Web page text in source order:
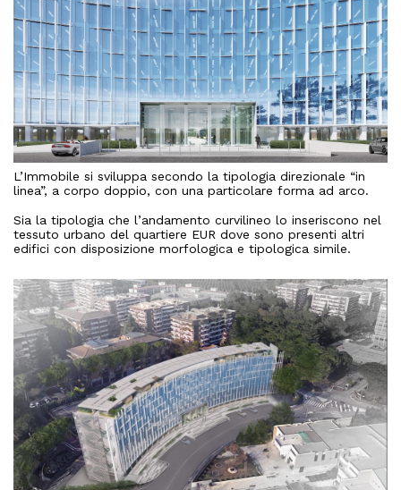
L’Immobile si sviluppa secondo la tipologia direzionale “in
linea”, a corpo doppio, con una particolare forma ad arco.
Sia la tipologia che l’andamento curvilineo lo inseriscono nel
tessuto urbano del quartiere EUR dove sono presenti altri
edifici con disposizione morfologica e tipologica simile.